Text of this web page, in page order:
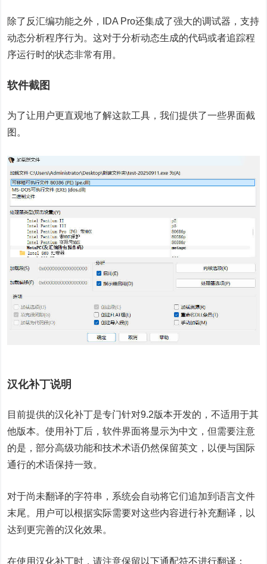
除了反汇编功能之外，IDA Pro还集成了强大的调试器，支持
动态分析程序行为。这对于分析动态生成的代码或者追踪程
序运行时的状态非常有用。
软件截图
为了让用户更直观地了解这款工具，我们提供了一些界面截
图。
汉化补丁说明
目前提供的汉化补丁是专门针对9.2版本开发的，不适用于其
他版本。使用补丁后，软件界面将显示为中文，但需要注意
的是，部分高级功能和技术术语仍然保留英文，以便与国际
通行的术语保持一致。
对于尚未翻译的字符串，系统会自动将它们追加到语言文件
末尾。用户可以根据实际需要对这些内容进行补充翻译，以
达到更完善的汉化效果。
在使用汉化补丁时，请注意保留以下通配符不进行翻译：